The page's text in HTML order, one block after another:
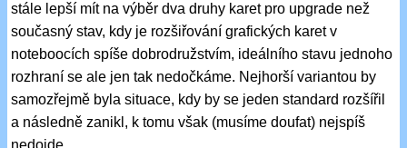
stále lepší mít na výběr dva druhy karet pro upgrade než
současný stav, kdy je rozšiřování grafických karet v
noteboocích spíše dobrodružstvím, ideálního stavu jednoho
rozhraní se ale jen tak nedočkáme. Nejhorší variantou by
samozřejmě byla situace, kdy by se jeden standard rozšířil
a následně zanikl, k tomu však (musíme doufat) nejspíš